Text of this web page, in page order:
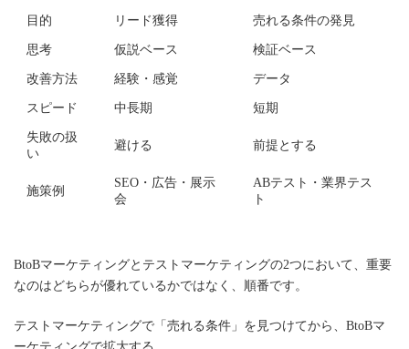
目的 リード獲得 売れる条件の発見
思考 仮説ベース 検証ベース
改善方法 経験・感覚 データ
スピード 中長期 短期
失敗の扱
い
避ける 前提とする
施策例
SEO・広告・展示
会
ABテスト・業界テス
ト
BtoBマーケティングとテストマーケティングの2つにおいて、重要
なのはどちらが優れているかではなく、順番です。
テストマーケティングで「売れる条件」を見つけてから、BtoBマ